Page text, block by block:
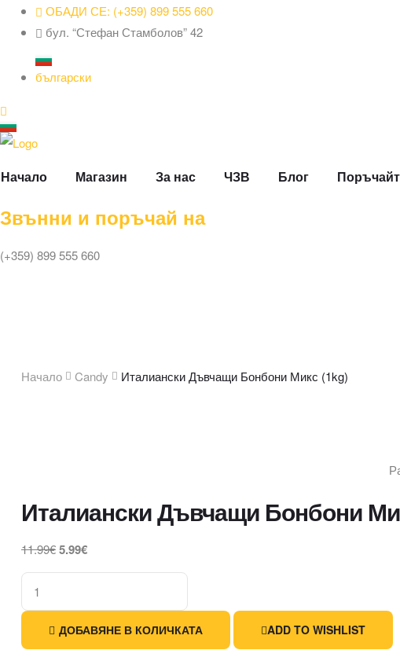
ОБАДИ СЕ: (+359) 899 555 660
бул. “Стефан Стамболов” 42
български
Начало Магазин За нас ЧЗВ Блог
Звънни и поръчай на
(+359) 899 555 660
Начало Candy Италиански Дъвчащи Бонбони Микс (1kg)
Италиански Дъвчащи Бонбони
11.99€5.99€
количество
за
Италиански
Дъвчащи
ДОБАВЯНЕ В КОЛИЧКАТА ADD TO WISHLIST